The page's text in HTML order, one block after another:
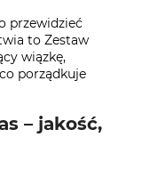
przewidzieć
to Zestaw
wiązkę,
porządkuje
– jakość,